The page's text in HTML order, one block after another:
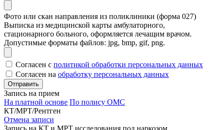
Фото или скан направления из поликлиники (форма 027)
Выписка из медицинской карты амбулаторного,
стационарного больного, оформляется лечащим врачом.
Допустимые форматы файлов: jpg, bmp, gif, png.
Согласен с политикой обработки персональных данных
Согласен на обработку персональных данных
Запись на прием
На платной основе По полису ОМС
КТ/МРТ/Рентген
Отмена записи
Запись на КТ и МРТ исследования под наркозом